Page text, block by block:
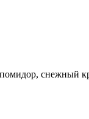
снежный